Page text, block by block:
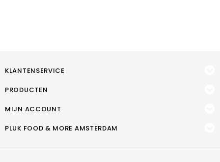
KLANTENSERVICE
PRODUCTEN
MIJN ACCOUNT
PLUK FOOD & MORE AMSTERDAM